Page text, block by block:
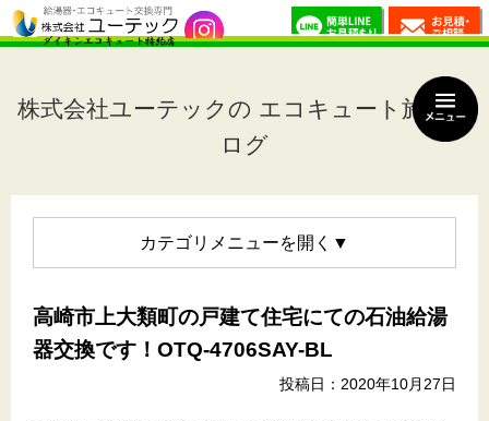
株式会社ユーテックの エコキュート施工ブ
ログ
カテゴリメニュー
高崎市上大類町の戸建て住宅にての石油給湯
器交換です！OTQ-4706SAY-BL
投稿日：2020年10月27日